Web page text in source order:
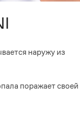
наружу из
поражает своей